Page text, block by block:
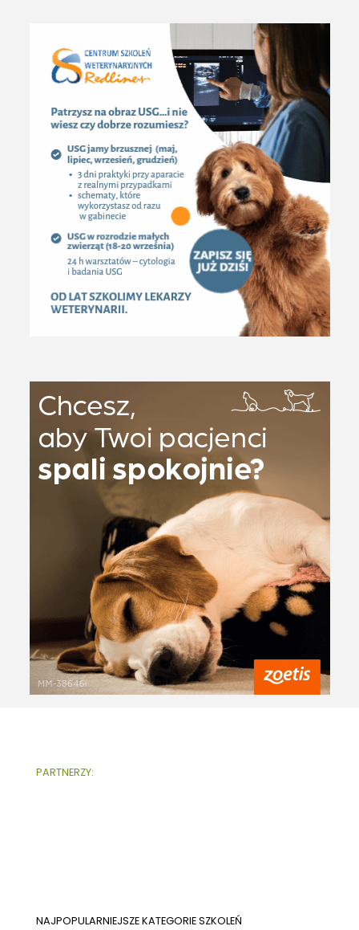
PARTNERZY:
NAJPOPULARNIEJSZE KATEGORIE SZKOLEŃ